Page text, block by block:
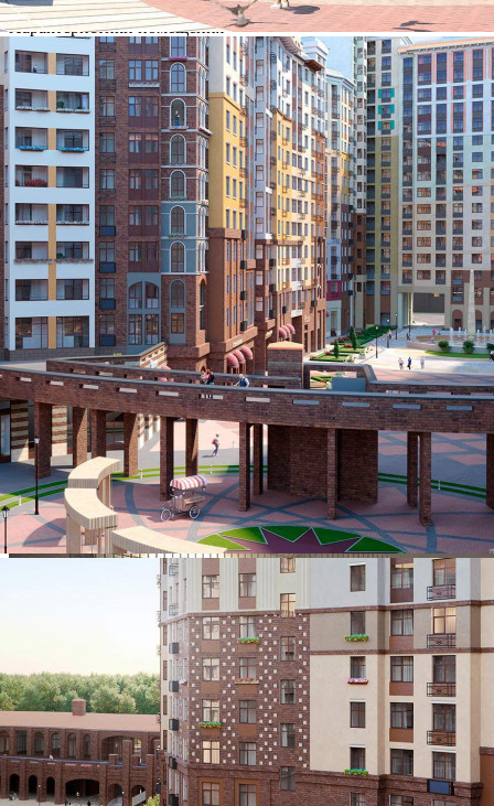
Характеристики помещения
№ объявления
104420
Дата размещения
01.08.2023
Город
Развилка
Адрес
поселок Развилка, Римский проезд, д.5стр1
Расположено
Этаж
-1
Предлагается
Продажа
Желаемый / подходящий вид деятельности
Не указано
Назначение
Не указано
Размер площади (м2)
4.2
Цена за помещение
321 300 руб.
О помещении